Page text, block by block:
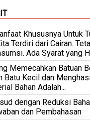
Khususnya Untuk
Terdiri dari Cairan.
Ada Syarat yang
Memecahkan Batuan
Batu Kecil dan
Bahan Adalah...
dengan Reduksi
dan Pembahasan